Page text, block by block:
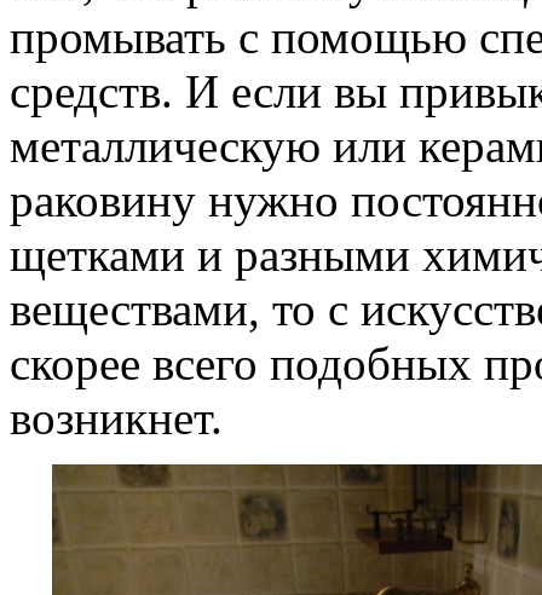
промывать с помощью
средств. И если вы
металлическую или
раковину нужно
щетками и разными
веществами, то с
скорее всего подобных
возникнет.